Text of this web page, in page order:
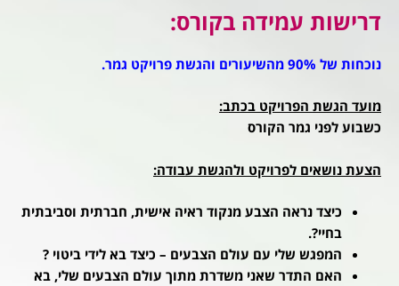
דרישות עמידה בקורס:
נוכחות של 90% מהשיעורים והגשת פרויקט גמר.
מועד הגשת הפרויקט בכתב:
כשבוע לפני גמר הקורס
הצעת נושאים לפרויקט ולהגשת עבודה:
כיצד נראה הצבע מנקוד ראיה אישית, חברתית וסביבתית
בחיי?.
המפגש שלי עם עולם הצבעים – כיצד בא לידי ביטוי ?
האם התדר שאני משדרת מתוך עולם הצבעים שלי, בא